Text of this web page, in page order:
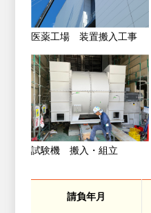
医薬工場 装置搬入工事
試験機 搬入・組立
請負年月